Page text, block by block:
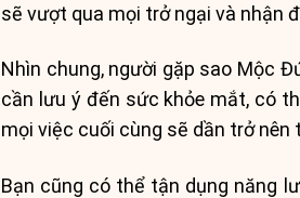
sẽ vượt qua mọi trở ngại và nhận
Nhìn chung, người gặp sao Mộc
cần lưu ý đến sức khỏe mắt, có
mọi việc cuối cùng sẽ dần trở nên
Bạn cũng có thể tận dụng năng